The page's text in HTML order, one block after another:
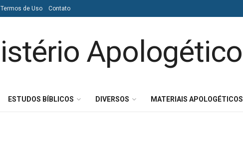
Termos de Uso Contato
ESTUDOS BÍBLICOS DIVERSOS MATERIAIS APOLOGÉTICOS